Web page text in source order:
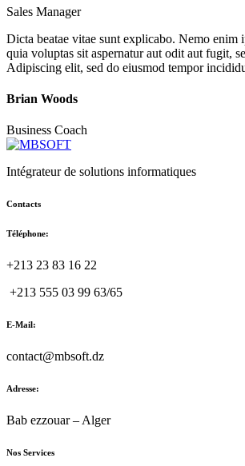
Sales Manager
Dicta beatae vitae sunt explicabo. Nemo enim
quia voluptas sit aspernatur aut odit aut fugit,
Adipiscing elit, sed do eiusmod tempor
Brian Woods
Business Coach
Intégrateur de solutions informatiques
Contacts
Téléphone:
+213 23 83 16 22
+213 555 03 99 63/65
E-Mail:
contact@mbsoft.dz
Adresse:
Bab ezzouar – Alger
Nos Services